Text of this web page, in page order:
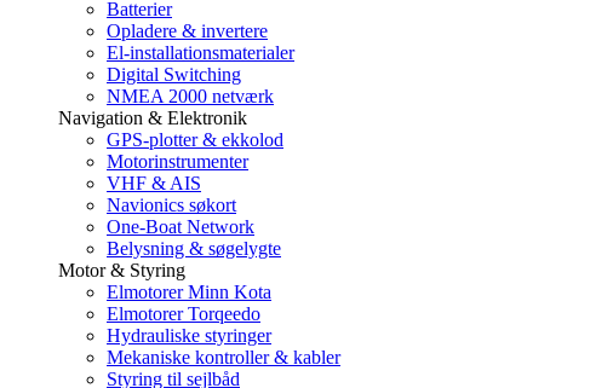
Batterier
Opladere & invertere
El-installationsmaterialer
Digital Switching
NMEA 2000 netværk
Navigation & Elektronik
GPS-plotter & ekkolod
Motorinstrumenter
VHF & AIS
Navionics søkort
One-Boat Network
Belysning & søgelygte
Motor & Styring
Elmotorer Minn Kota
Elmotorer Torqeedo
Hydrauliske styringer
Mekaniske kontroller & kabler
Styring til sejlbåd